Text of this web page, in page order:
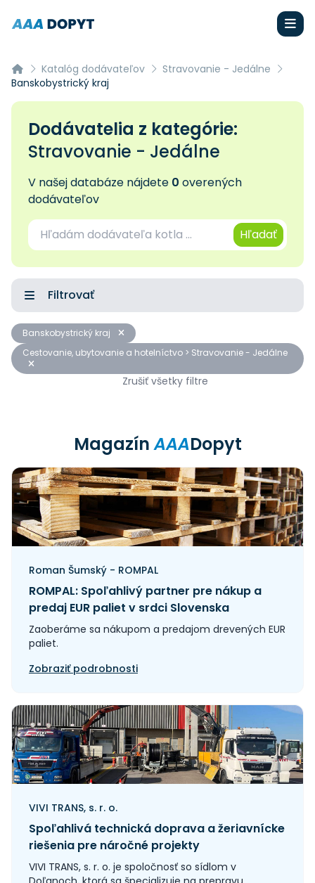
Katalóg dodávateľov
Stravovanie - Jedálne
Banskobystrický kraj
Dodávatelia z kategórie:
Stravovanie - Jedálne
V našej databáze nájdete 0 overených
dodávateľov
Hľadať
Filtrovať
Banskobystrický kraj
Cestovanie, ubytovanie a hotelníctvo > Stravovanie - Jedálne
Zrušiť všetky filtre
MagazínAAADopyt
Roman Šumský - ROMPAL
ROMPAL: Spoľahlivý partner pre nákup a
predaj EUR paliet v srdci Slovenska
Zaoberáme sa nákupom a predajom drevených EUR
paliet.
Zobraziť podrobnosti
VIVI TRANS, s. r. o.
Spoľahlivá technická doprava a žeriavnícke
riešenia pre náročné projekty
VIVI TRANS, s. r. o. je spoločnosť so sídlom v